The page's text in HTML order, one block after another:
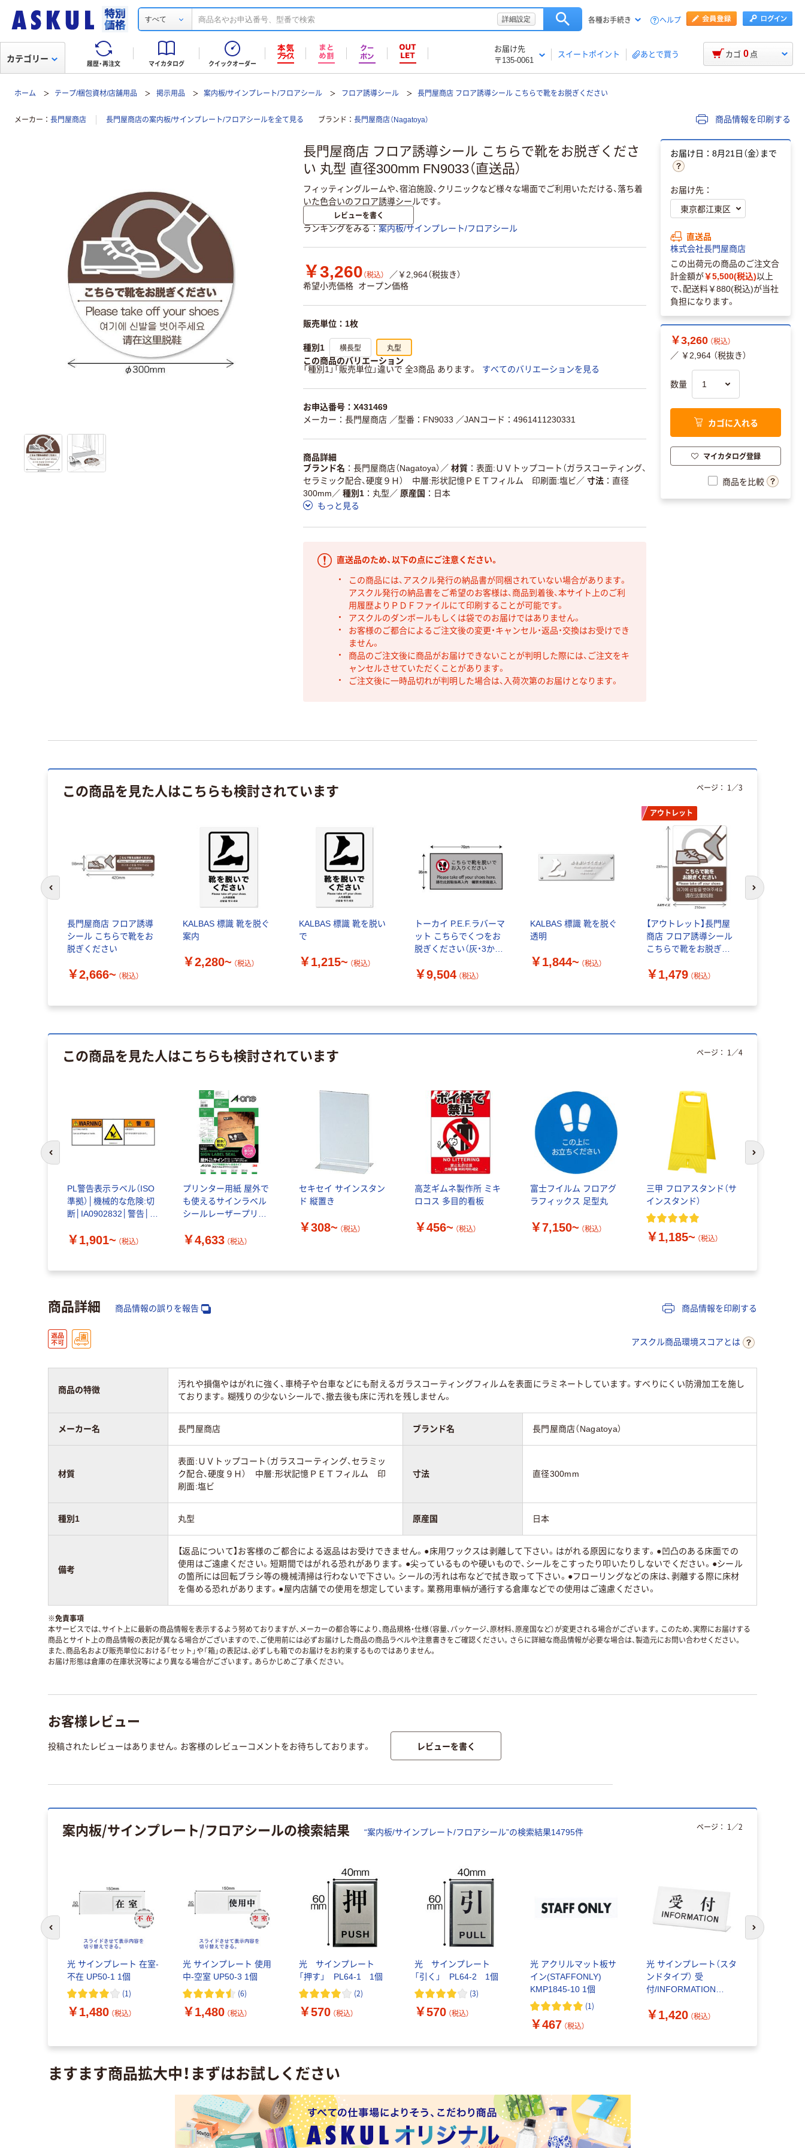
すべて 詳細設定 各種お手続き ヘルプ
履歴・再注文 マイカタログ クイックオーダー
お届け先
〒135-0061
スイートポイント あとで買う
カテゴリー カゴ 0 点
ホーム テープ/梱包資材/店舗用品 掲示用品 案内板/サインプレート/フロアシール フロア誘導シール 長門屋商店 フロア誘導シール こちらで靴をお脱ぎください
メーカー 長門屋商店 長門屋商店の案内板/サインプレート/フロアシールを全て見る ブランド 長門屋商店（Nagatoya） 商品情報を印刷する
長門屋商店 フロア誘導シール こちらで靴をお脱ぎくださ
い 丸型 直径300mm FN9033（直送品）
フィッティングルームや、宿泊施設、クリニックなど様々な場面でご利用いただける、落ち着
いた色合いのフロア誘導シールです。
レビューを書く
ランキングをみる 案内板/サインプレート/フロアシール
￥3,260 （税込）
／￥2,964（税抜き）
希望小売価格 オープン価格
販売単位：1枚
種別1 横長型 丸型
この商品のバリエーション
「種別1」「販売単位」違いで 全3商品 あります。
すべてのバリエーションを見る
お申込番号：X431469
メーカー：長門屋商店 ／型番：FN9033 ／JANコード：4961411230331
商品詳細
ブランド名
長門屋商店（Nagatoya） ／ 材質
表面:ＵＶトップコート（ガラスコーティング、
セラミック配合、硬度９Ｈ） 中層:形状記憶ＰＥＴフィルム 印刷面:塩ビ ／ 寸法
直径
300mm ／ 種別1 丸型 ／ 原産国
日本
もっと見る
直送品のため、以下の点にご注意ください。
この商品には、アスクル発行の納品書が同梱されていない場合があります。
アスクル発行の納品書をご希望のお客様は、商品到着後、本サイト上のご利
用履歴よりＰＤＦファイルにて印刷することが可能です。
アスクルのダンボールもしくは袋でのお届けではありません。
お客様のご都合によるご注文後の変更・キャンセル・返品・交換はお受けでき
ません。
商品のご注文後に商品がお届けできないことが判明した際には、ご注文をキ
ャンセルさせていただくことがあります。
ご注文後に一時品切れが判明した場合は、入荷次第のお届けとなります。
お届け日：8月21日（金）まで
お届け先：
直送品
株式会社長門屋商店
この出荷元の商品のご注文合
計金額が￥5,500(税込)以上
で、配送料￥880(税込)が当社
負担になります。
￥3,260 （税込）
／ ￥2,964 （税抜き）
数量
カゴに入れる
マイカタログ登録
商品を比較
この商品を見た人はこちらも検討されています
長門屋商店 フロア誘導
シール こちらで靴をお
脱ぎください
￥2,666~ （税込）
KALBAS 標識 靴を脱ぐ
案内
￥2,280~ （税込）
KALBAS 標識 靴を脱い
で
￥1,215~ （税込）
トーカイ P.E.F.ラバーマ
ット こちらでくつをお
脱ぎください（灰・3か
FP916（350_700）（直送
￥9,504 （税込）
KALBAS 標識 靴を脱ぐ
透明
￥1,844~ （税込）
アウトレット
【アウトレット】長門屋
商店 フロア誘導シール
こちらで靴をお脱ぎく
枚
￥1,479 （税込）
ページ： 1 ／3
前のスライドへ 次のスライド
この商品を見た人はこちらも検討されています
PL警告表示ラベル（ISO
準拠）│機械的な危険:切
断│IA0902832│警告│L
￥1,901~ （税込）
プリンター用紙 屋外で
も使えるサインラベル
シールレーザープリン
付きタイプ6セット
￥4,633 （税込）
セキセイ サインスタン
ド 縦置き
￥308~ （税込）
高芝ギムネ製作所 ミキ
ロコス 多目的看板
￥456~ （税込）
富士フイルム フロアグ
ラフィックス 足型丸
￥7,150~ （税込）
三甲 フロアスタンド（サ
インスタンド）
￥1,185~ （税込）
ページ： 1 ／4
次のスライド
商品詳細 商品情報の誤りを報告 商品情報を印刷する
アスクル商品環境スコアとは
商品の特徴
汚れや損傷やはがれに強く、車椅子や台車などにも耐えるガラスコーティングフィルムを表面にラミネートしています。すべりにくい防滑加工を施し
ております。糊残りの少ないシールで、撤去後も床に汚れを残しません。
メーカー名 長門屋商店 ブランド名 長門屋商店（Nagatoya）
材質
表面:ＵＶトップコート（ガラスコーティング、セラミッ
ク配合、硬度９Ｈ） 中層:形状記憶ＰＥＴフィルム 印
刷面:塩ビ
寸法 直径300mm
種別1 丸型 原産国 日本
備考
【返品について】お客様のご都合による返品はお受けできません。●床用ワックスは剥離して下さい。はがれる原因になります。●凹凸のある床面での
使用はご遠慮ください。短期間ではがれる恐れがあります。●尖っているものや硬いもので、シールをこすったり叩いたりしないでください。●シール
の箇所には回転ブラシ等の機械清掃は行わないで下さい。シールの汚れは布などで拭き取って下さい。●フローリングなどの床は、剥離する際に床材
を傷める恐れがあります。●屋内店舗での使用を想定しています。業務用車輌が通行する倉庫などでの使用はご遠慮ください。
※免責事項
本サービスでは、サイト上に最新の商品情報を表示するよう努めておりますが、メーカーの都合等により、商品規格・仕様（容量、パッケージ、原材料、原産国など）が変更される場合がございます。このため、実際にお届けする
商品とサイト上の商品情報の表記が異なる場合がございますので、ご使用前には必ずお届けした商品の商品ラベルや注意書きをご確認ください。さらに詳細な商品情報が必要な場合は、製造元にお問い合わせください。
また、商品名および販売単位における「セット」や「箱」の表記は、必ずしも箱でのお届けをお約束するものではありません。
お届け形態は倉庫の在庫状況等により異なる場合がございます。あらかじめご了承ください。
お客様レビュー
投稿されたレビューはありません。お客様のレビューコメントをお待ちしております。 レビューを書く
案内板/サインプレート/フロアシールの検索結果 “案内板/サインプレート/フロアシール”の検索結果14795件
光 サインプレート 在室-
不在 UP50-1 1個
(1)
￥1,480 （税込）
光 サインプレート 使用
中-空室 UP50-3 1個
(6)
￥1,480 （税込）
光 サインプレート
「押す」 PL64-1 1個
(2)
￥570 （税込）
光 サインプレート
「引く」 PL64-2 1個
(3)
￥570 （税込）
光 アクリルマット板サ
イン(STAFFONLY)
KMP1845-10 1個
(1)
￥467 （税込）
光 サインプレート（スタ
ンドタイプ） 受
付/INFORMATION
￥1,420 （税込）
ページ： 1 ／2
次のスライド
ますます商品拡大中！まずはお試しください